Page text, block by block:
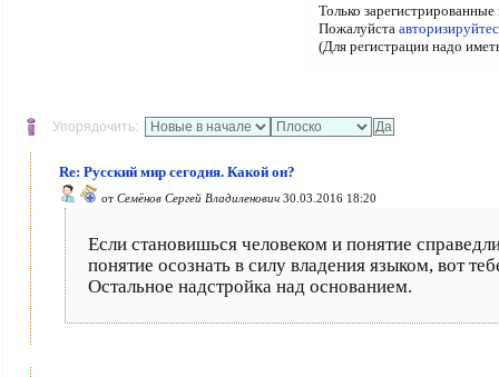
Только
Пожалуйста
(Для регистрации надо
Упорядочить:
Re: Русский мир сегодня. Какой он?
от Семёнов Сергей Владиленович 30.03.2016 18:20
Если становишься человеком и понятие
понятие осознать в силу владения языком, вот
Остальное надстройка над основанием.